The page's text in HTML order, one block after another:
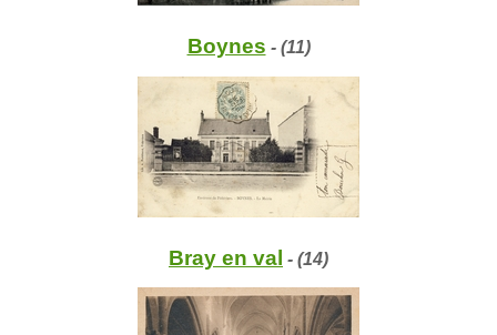
Boynes - (11)
Bray en val - (14)